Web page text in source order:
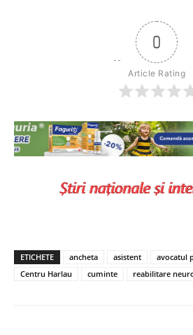
0
Article Rating
ETICHETE ancheta asistent
avocatul
Centru Harlau
cuminte reabilitare